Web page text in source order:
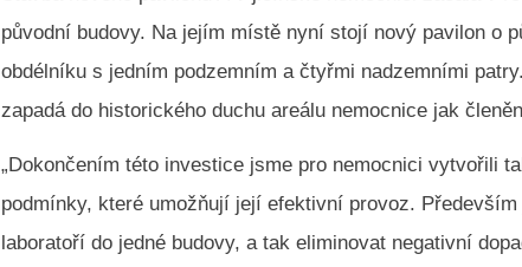
původní budovy. Na jejím místě nyní stojí nový pavilon o
obdélníku s jedním podzemním a čtyřmi nadzemními
zapadá do historického duchu areálu nemocnice jak
„Dokončením této investice jsme pro nemocnici vytvořili
podmínky, které umožňují její efektivní provoz.
laboratoří do jedné budovy, a tak eliminovat negativní